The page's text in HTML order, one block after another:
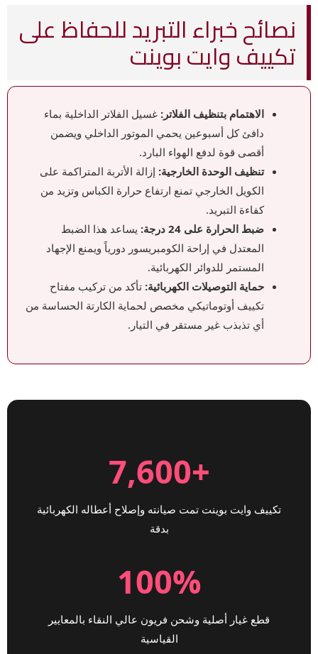
نصائح خبراء التبريد للحفاظ على
تكييف وايت بوينت
الاهتمام بتنظيف الفلاتر: غسيل الفلاتر الداخلية بماء
دافئ كل أسبوعين يحمي الموتور الداخلي ويضمن
أقصى قوة لدفع الهواء البارد.
تنظيف الوحدة الخارجية: إزالة الأتربة المتراكمة على
الكويل الخارجي تمنع ارتفاع حرارة الكباس وتزيد من
كفاءة التبريد.
ضبط الحرارة على 24 درجة:
يساعد هذا الضبط
المعتدل في إراحة الكومبريسور دورياً ويمنع الإجهاد
المستمر للدوائر الكهربائية.
حماية التوصيلات الكهربائية: تأكد من تركيب مفتاح
تكييف أوتوماتيكي مخصص لحماية الكارتة الحساسة من
أي تذبذب غير مستقر في التيار.
+7,600
تكييف وايت بوينت تمت صيانته وإصلاح أعطاله الكهربائية
بدقة
100%
قطع غيار أصلية وشحن فريون عالي النقاء بالمعايير
القياسية